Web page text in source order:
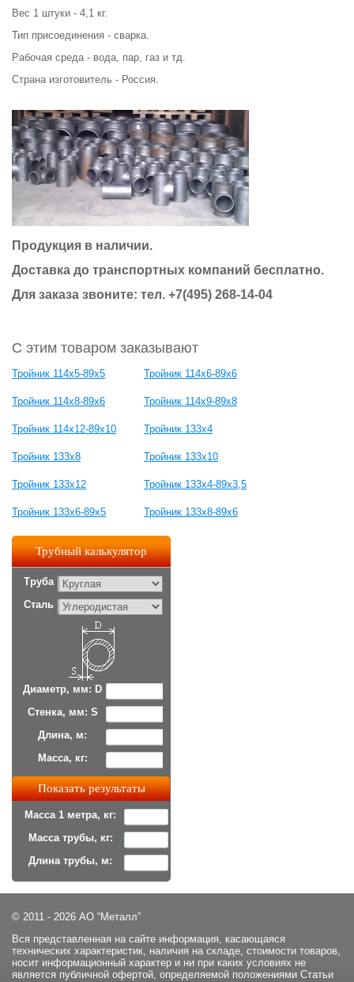
Вес 1 штуки - 4,1 кг.
Тип присоединения - сварка.
Рабочая среда - вода, пар, газ и тд.
Страна изготовитель - Россия.
Продукция в наличии.
Доставка до транспортных компаний бесплатно.
Для заказа звоните: тел. +7(495) 268-14-04
С этим товаром заказывают
Тройник 114х5-89х5 Тройник 114х6-89х6
Тройник 114х8-89х6 Тройник 114х9-89х8
Тройник 114х12-89х10 Тройник 133х4
Тройник 133х8 Тройник 133х10
Тройник 133х12 Тройник 133х4-89х3,5
Тройник 133х6-89х5 Тройник 133х8-89х6
Трубный калькулятор
Труба
Сталь
Диаметр, мм: D
Стенка, мм: S
Длина, м:
Масса, кг:
Масса 1 метра, кг:
Масса трубы, кг:
Длина трубы, м:
© 2011 - 2026 АО “Металл”
Вся представленная на сайте информация, касающаяся
технических характеристик, наличия на складе, стоимости товаров,
носит информационный характер и ни при каких условиях не
является публичной офертой, определяемой положениями Статьи